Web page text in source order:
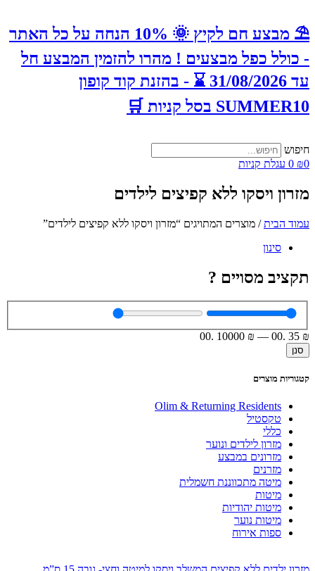
⛱️ מבצע חם לקיץ 🌞 10% הנחה על כל האתר
- כולל כפל מבצעים ! מהרו להזמין המבצע חל
עד 31/08/2026 ⌛️ - בהזנת קוד קופון
SUMMER10 בסל קניות 🛒
חיפוש
₪0
0 עגלת קניות
מזרון ויסקו ללא קפיצים לילדים
עמוד הבית/ מוצרים המתויגים “מזרון ויסקו ללא קפיצים לילדים”
סינון
תקציב מסויים ?
₪
35
.00
—
₪
10000
.00
סנן
קטגוריות מוצרים
Olim & Returning Residents
טקסטיל
כללי
מזרון לילדים ונוער
מזרונים במבצע
מזרנים
מיטה מתכווננת חשמלית
מיטות
מיטות יהודיות
מיטות נוער
ספות אירוח